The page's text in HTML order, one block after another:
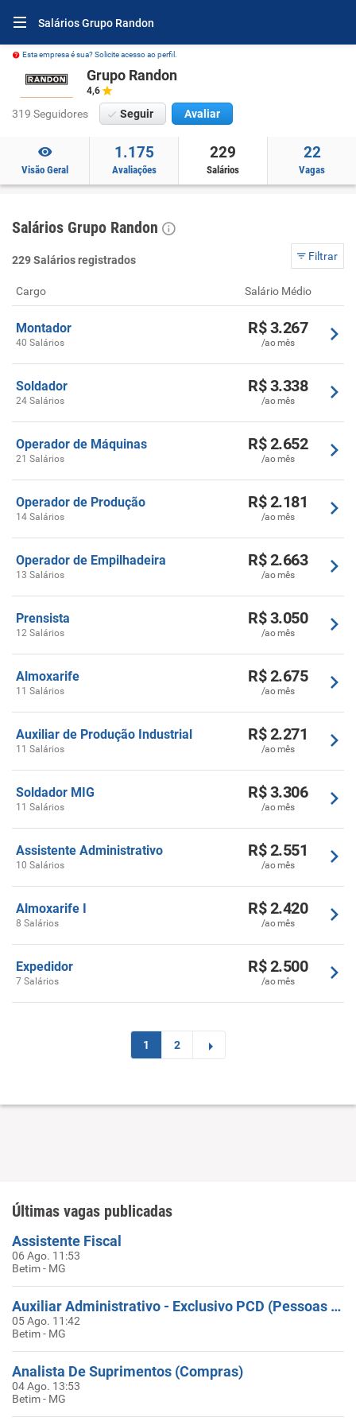
Salários Grupo Randon
Esta empresa é sua? Solicite acesso ao perfil.
Grupo Randon
4,6
319 Seguidores Seguir Avaliar
Visão Geral
1.175
Avaliações
229
Salários
22
Vagas
Salários Grupo Randon
229 Salários registrados Filtrar
Cargo Salário Médio
Montador
40 Salários
R$ 3.267
/ao mês
Soldador
24 Salários
R$ 3.338
/ao mês
Operador de Máquinas
21 Salários
R$ 2.652
/ao mês
Operador de Produção
14 Salários
R$ 2.181
/ao mês
Operador de Empilhadeira
13 Salários
R$ 2.663
/ao mês
Prensista
12 Salários
R$ 3.050
/ao mês
Almoxarife
11 Salários
R$ 2.675
/ao mês
Auxiliar de Produção Industrial
11 Salários
R$ 2.271
/ao mês
Soldador MIG
11 Salários
R$ 3.306
/ao mês
Assistente Administrativo
10 Salários
R$ 2.551
/ao mês
Almoxarife I
8 Salários
R$ 2.420
/ao mês
Expedidor
7 Salários
R$ 2.500
/ao mês
1 2
Últimas vagas publicadas
Assistente Fiscal
06 Ago. 11:53
Betim - MG
Auxiliar Administrativo - Exclusivo PCD (Pessoas Com Deficiência)
05 Ago. 11:42
Betim - MG
Analista De Suprimentos (Compras)
04 Ago. 13:53
Betim - MG